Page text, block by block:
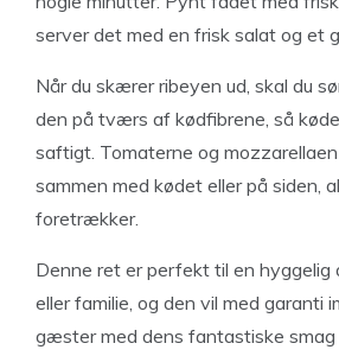
server det med en frisk salat og et
Når du skærer ribeyen ud, skal du
den på tværs af kødfibrene, så
saftigt. Tomaterne og
sammen med kødet eller på siden,
foretrækker.
Denne ret er perfekt til en
eller familie, og den vil med garanti
gæster med dens fantastiske